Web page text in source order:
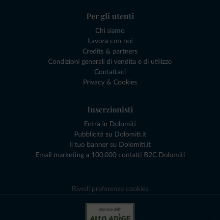
Per gli utenti
Chi siamo
Lavora con noi
Credits & partners
Condizioni generali di vendita e di utilizzo
Contattaci
Privacy & Cookies
Inserzionisti
Entra in Dolomiti
Pubblicità su Dolomiti.it
Il tuo banner su Dolomiti.it
Email marketing a 100.000 contatti B2C Dolomiti
Rivedi preferenze cookies